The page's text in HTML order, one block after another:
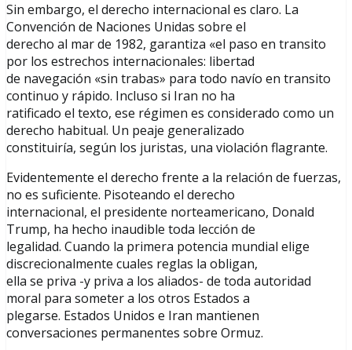
Sin embargo, el derecho internacional es claro. La
Convención de Naciones Unidas sobre el
derecho al mar de 1982, garantiza «el paso en transito
por los estrechos internacionales: libertad
de navegación «sin trabas» para todo navío en transito
continuo y rápido. Incluso si Iran no ha
ratificado el texto, ese régimen es considerado como un
derecho habitual. Un peaje generalizado
constituiría, según los juristas, una violación flagrante.
Evidentemente el derecho frente a la relación de fuerzas,
no es suficiente. Pisoteando el derecho
internacional, el presidente norteamericano, Donald
Trump, ha hecho inaudible toda lección de
legalidad. Cuando la primera potencia mundial elige
discrecionalmente cuales reglas la obligan,
ella se priva -y priva a los aliados- de toda autoridad
moral para someter a los otros Estados a
plegarse. Estados Unidos e Iran mantienen
conversaciones permanentes sobre Ormuz.